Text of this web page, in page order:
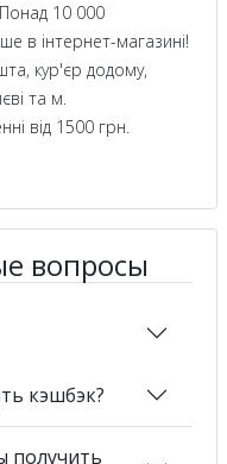
10 000
в інтернет-магазині!
кур'єр додому,
та м.
від 1500 грн.
вопросы
кэшбэк?
получить